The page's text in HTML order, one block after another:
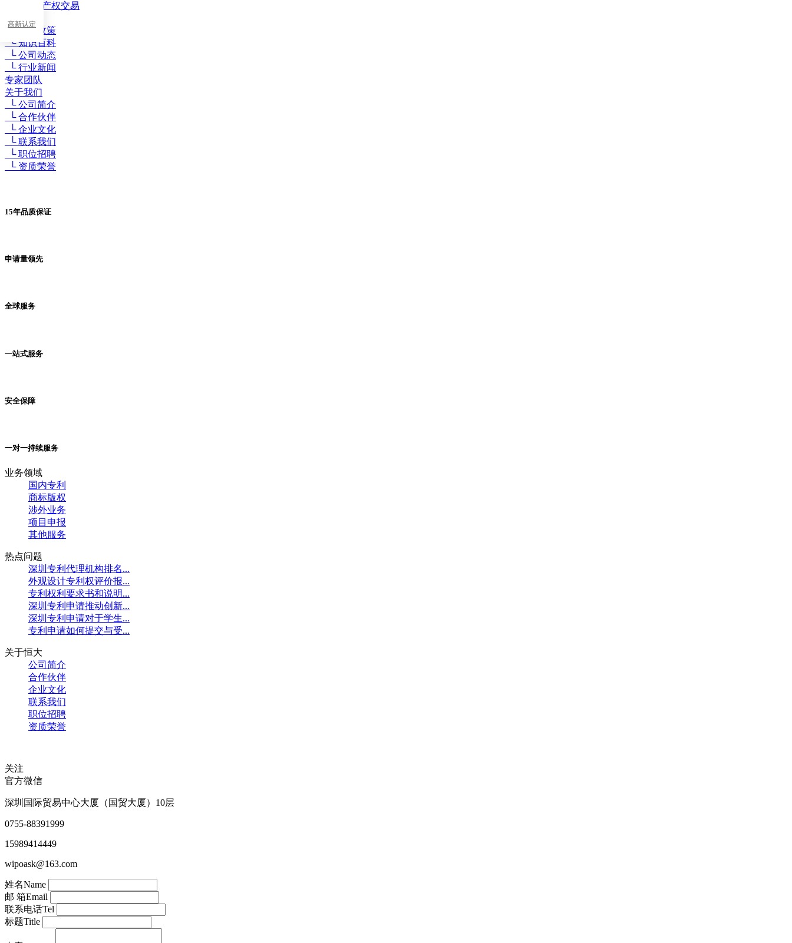
└ 知识产权交易
新闻动态
└ 最新政策
└ 知识百科
└ 公司动态
└ 行业新闻
专家团队
关于我们
└ 公司简介
└ 合作伙伴
└ 企业文化
└ 联系我们
└ 职位招聘
└ 资质荣誉
15年品质保证
申请量领先
全球服务
一站式服务
安全保障
一对一持续服务
业务领域
国内专利
商标版权
涉外业务
项目申报
其他服务
热点问题
深圳专利代理机构排名...
外观设计专利权评价报...
专利权利要求书和说明...
深圳专利申请推动创新...
深圳专利申请对于学生...
专利申请如何提交与受...
关于恒大
公司简介
合作伙伴
企业文化
联系我们
职位招聘
资质荣誉
关注
官方微信
深圳国际贸易中心大厦（国贸大厦）10层
0755-88391999
15989414449
wipoask@163.com
姓名Name
邮 箱Email
联系电话Tel
标题Title
高新认定